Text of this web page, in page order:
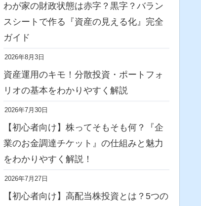
わが家の財政状態は赤字？黒字？バラン
スシートで作る『資産の見える化』完全
ガイド
2026年8月3日
資産運用のキモ！分散投資・ポートフォ
リオの基本をわかりやすく解説
2026年7月30日
【初心者向け】株ってそもそも何？『企
業のお金調達チケット』の仕組みと魅力
をわかりやすく解説！
2026年7月27日
【初心者向け】高配当株投資とは？5つの